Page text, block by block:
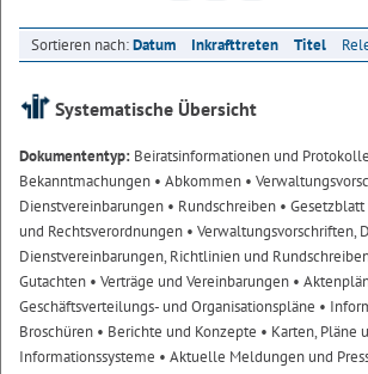
Sortieren nach:Datum Inkrafttreten Titel
Systematische Übersicht
Dokumententyp: Beiratsinformationen und Protokolle
Bekanntmachungen • Abkommen •
Dienstvereinbarungen • Rundschreiben • Gesetzblatt
und Rechtsverordnungen • Verwaltungsvorschriften,
Dienstvereinbarungen, Richtlinien und
Gutachten • Verträge und Vereinbarungen •
Geschäftsverteilungs- und Organisationspläne •
Broschüren • Berichte und Konzepte • Karten, Pläne
Informationssysteme • Aktuelle Meldungen und